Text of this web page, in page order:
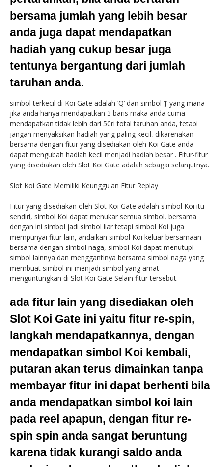
bersama jumlah yang lebih besar
anda juga dapat mendapatkan
hadiah yang cukup besar juga
tentunya bergantung dari jumlah
taruhan anda.
simbol terkecil di Koi Gate adalah ‘Q’ dan simbol ‘J’ yang mana
jika anda hanya mendapatkan 3 baris maka anda cuma
mendapatkan tidak lebih dari 50ri total taruhan anda, tetapi
jangan menyaksikan hadiah yang paling kecil, dikarenakan
bersama dengan fitur yang disediakan oleh Koi Gate anda
dapat mengubah hadiah kecil menjadi hadiah besar . Fitur-fitur
yang disediakan oleh Slot Koi Gate adalah sebagai selanjutnya.
Slot Koi Gate Memiliki Keunggulan Fitur Replay
Fitur yang disediakan oleh Slot Koi Gate adalah simbol Koi itu
sendiri, simbol Koi dapat menukar semua simbol, bersama
dengan ini simbol jadi simbol liar tetapi simbol Koi juga
mempunyai fitur lain, andaikan simbol Koi keluar bersamaan
bersama dengan simbol naga, simbol Koi dapat menutupi
simbol lainnya dan menggantinya bersama simbol naga yang
membuat simbol ini menjadi simbol yang amat
menguntungkan di Slot Koi Gate Selain fitur tersebut.
ada fitur lain yang disediakan oleh
Slot Koi Gate ini yaitu fitur re-spin,
langkah mendapatkannya, dengan
mendapatkan simbol Koi kembali,
putaran akan terus dimainkan tanpa
membayar fitur ini dapat berhenti bila
anda mendapatkan simbol koi lain
pada reel apapun, dengan fitur re-
spin spin anda sangat beruntung
karena tidak kurangi saldo anda